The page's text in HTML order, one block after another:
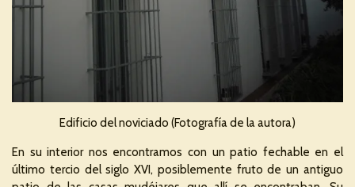
Edificio del noviciado (Fotografía de la autora)
En su interior nos encontramos con un patio fechable en el
último tercio del siglo XVI, posiblemente fruto de un antiguo